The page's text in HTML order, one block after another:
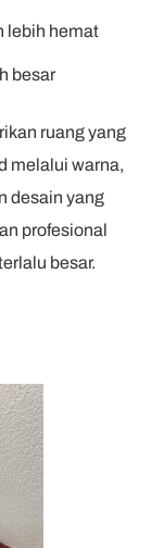
lebih hemat
besar
ruang yang
melalui warna,
desain yang
profesional
besar.